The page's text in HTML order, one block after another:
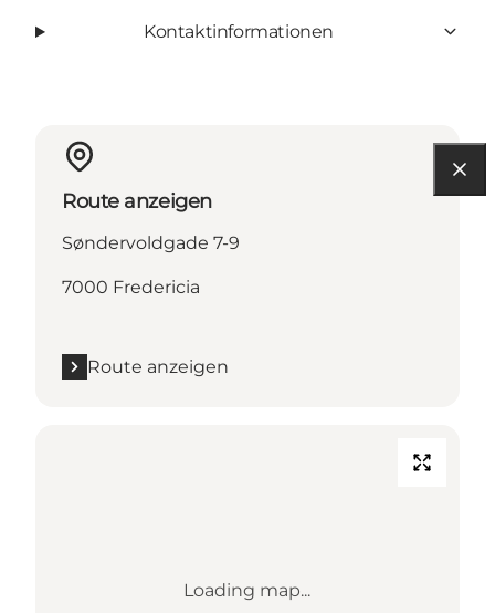
Kontaktinformationen
Route anzeigen
Søndervoldgade 7-9
7000 Fredericia
Route anzeigen
Loading map...